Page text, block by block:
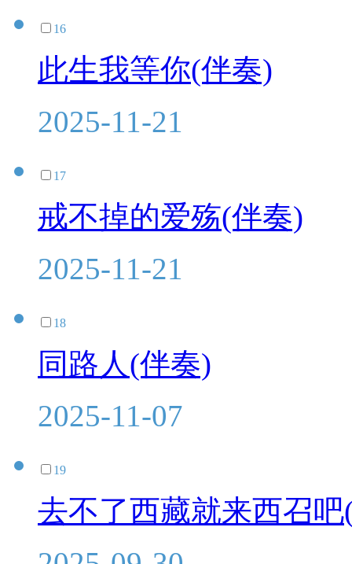
16
此生我等你(伴奏)
2025-11-21
17
戒不掉的爱殇(伴奏)
2025-11-21
18
同路人(伴奏)
2025-11-07
19
去不了西藏就来西召